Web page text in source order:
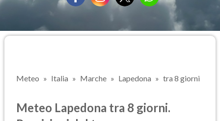
Meteo Italia Marche Lapedona tra 8 giorni
Meteo Lapedona tra 8 giorni.